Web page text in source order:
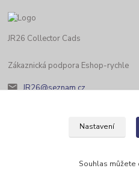
JR26 Collector Cads
Zákaznická podpora Eshop-rychle
JR26@seznam.cz
Nastavení
Souhlas můžete